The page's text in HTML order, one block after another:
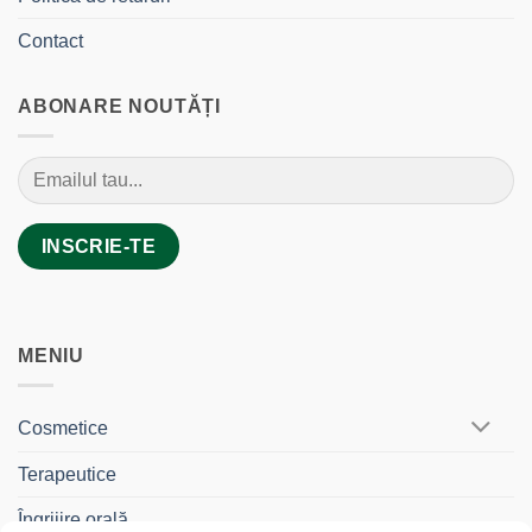
Contact
ABONARE NOUTĂȚI
MENIU
Cosmetice
Terapeutice
Îngrijire orală